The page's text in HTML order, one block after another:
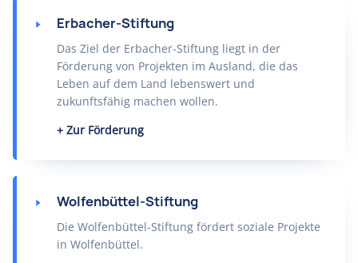
Erbacher-Stiftung
Das Ziel der Erbacher-Stiftung liegt in der
Förderung von Projekten im Ausland, die das
Leben auf dem Land lebenswert und
zukunftsfähig machen wollen.
Zur Förderung
Wolfenbüttel-Stiftung
Die Wolfenbüttel-Stiftung fördert soziale Projekte
in Wolfenbüttel.